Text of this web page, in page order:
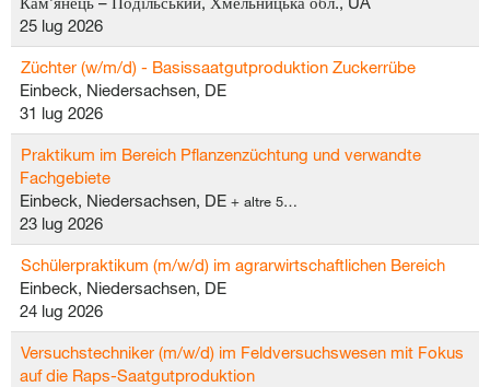
25 lug 2026
Züchter (w/m/d) - Basissaatgutproduktion Zuckerrübe
Einbeck, Niedersachsen, DE
31 lug 2026
Praktikum im Bereich Pflanzenzüchtung und verwandte
Fachgebiete
Einbeck, Niedersachsen, DE + altre 5…
23 lug 2026
Schülerpraktikum (m/w/d) im agrarwirtschaftlichen Bereich
Einbeck, Niedersachsen, DE
24 lug 2026
Versuchstechniker (m/w/d) im Feldversuchswesen mit Fokus
auf die Raps-Saatgutproduktion